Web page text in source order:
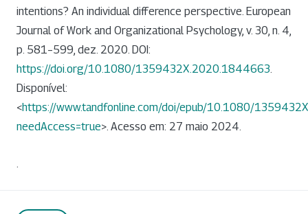
intentions? An individual difference perspective. European
Journal of Work and Organizational Psychology, v. 30, n. 4,
p. 581–599, dez. 2020. DOI:
https://doi.org/10.1080/1359432X.2020.1844663.
Disponível:
<https://www.tandfonline.com/doi/epub/10.1080/
needAccess=true>. Acesso em: 27 maio 2024.
.